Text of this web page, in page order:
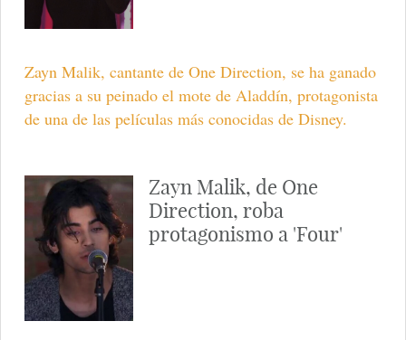
Zayn Malik, cantante de One Direction, se ha ganado
gracias a su peinado el mote de Aladdín, protagonista
de una de las películas más conocidas de Disney.
Zayn Malik, de One
Direction, roba
protagonismo a 'Four'